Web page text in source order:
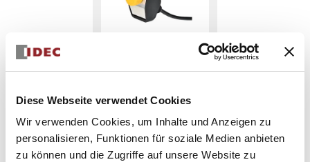
Diese Webseite verwendet Cookies
Wir verwenden Cookies, um Inhalte und Anzeigen zu
personalisieren, Funktionen für soziale Medien anbieten
zu können und die Zugriffe auf unsere Website zu
AWD ACCESSORIES
EW9Z-1AC1R